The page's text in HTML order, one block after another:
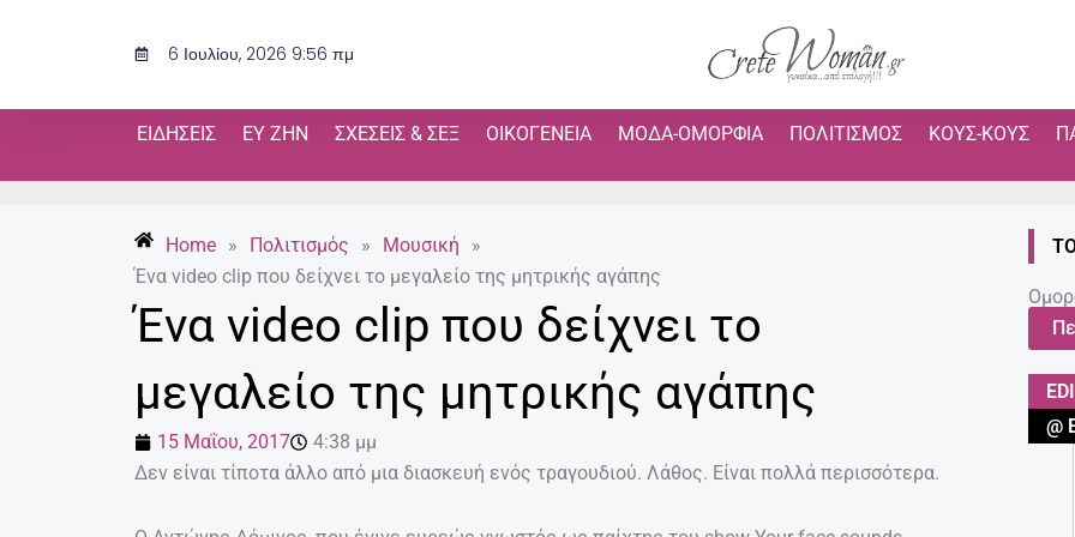
6 Ιουλίου, 2026 9:56 πμ
ΕΙΔΉΣΕΙΣ ΕΥ ΖΗΝ ΣΧΈΣΕΙΣ & ΣΕΞ ΟΙΚΟΓΈΝΕΙΑ ΜΌΔΑ-ΟΜΟΡΦΙΆ ΠΟΛΙΤΙΣΜΌΣ ΚΟΥΣ-ΚΟΥΣ
Home » Πολιτισμός » Μουσική
»
Ένα video clip που δείχνει το μεγαλείο της μητρικής αγάπης
Ένα video clip που δείχνει το
μεγαλείο της μητρικής αγάπης
15 Μαΐου, 2017
4:38 μμ
Δεν είναι τίποτα άλλο από μια διασκευή ενός τραγουδιού. Λάθος. Είναι πολλά περισσότερα.
@